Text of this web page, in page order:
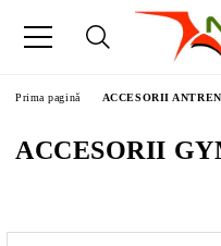
Prima pagină ACCESORII
ACCESORII